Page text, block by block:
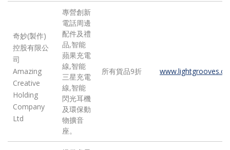
奇妙(製作)
控股有限公
司
Amazing
Creative
Holding
Company
Ltd
專營創新
電話周邊
配件及禮
品,智能
蘋果充電
線,智能
三星充電
線,智能
閃光耳機
及環保動
物擴音
座。
所有貨品9折